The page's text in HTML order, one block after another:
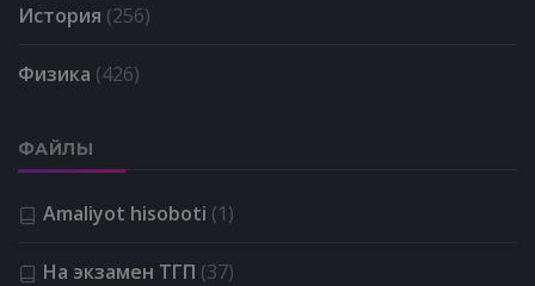
История (256)
Физика (426)
ФАЙЛЫ
Amaliyot hisoboti (1)
На экзамен ТГП (37)